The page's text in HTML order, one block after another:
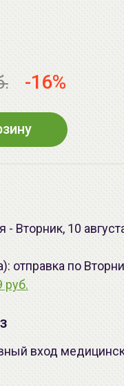
-16%
Вторник, 10
отправка по
руб.
вход